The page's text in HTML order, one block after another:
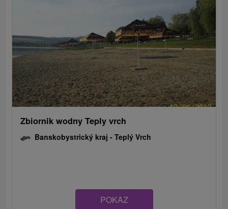
Zbiornik wodny Teply vrch
Banskobystrický kraj -Teplý Vrch
POKAZ